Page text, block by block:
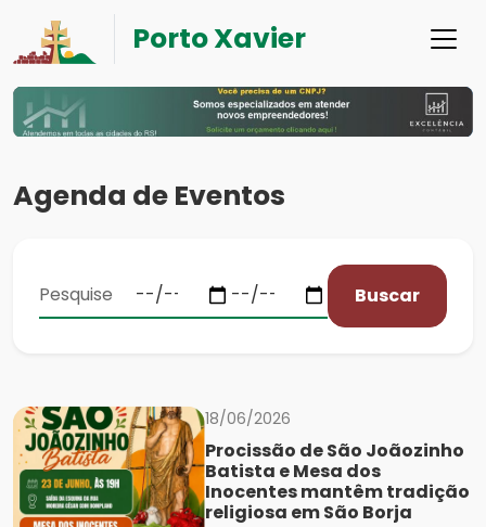
Porto Xavier
Agenda de Eventos
Buscar
18/06/2026
Procissão de São Joãozinho
Batista e Mesa dos
Inocentes mantêm tradição
religiosa em São Borja